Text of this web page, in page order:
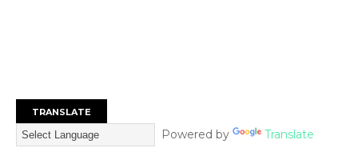
TRANSLATE
Powered by Translate